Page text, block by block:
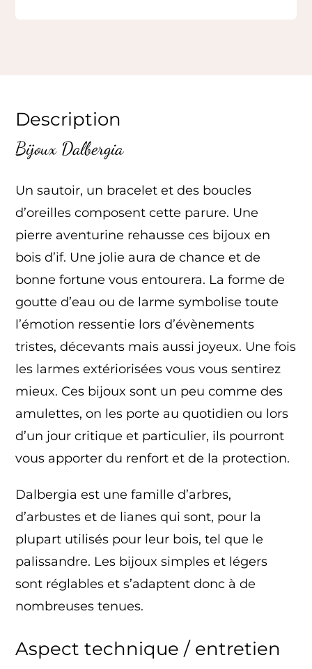
Description
Bijoux Dalbergia
Un sautoir, un bracelet et des boucles
d’oreilles composent cette parure. Une
pierre aventurine rehausse ces bijoux en
bois d’if. Une jolie aura de chance et de
bonne fortune vous entourera. La forme de
goutte d’eau ou de larme symbolise toute
l’émotion ressentie lors d’évènements
tristes, décevants mais aussi joyeux. Une fois
les larmes extériorisées vous vous sentirez
mieux. Ces bijoux sont un peu comme des
amulettes, on les porte au quotidien ou lors
d’un jour critique et particulier, ils pourront
vous apporter du renfort et de la protection.
Dalbergia est une famille d’arbres,
d’arbustes et de lianes qui sont, pour la
plupart utilisés pour leur bois, tel que le
palissandre. Les bijoux simples et légers
sont réglables et s’adaptent donc à de
nombreuses tenues.
Aspect technique / entretien